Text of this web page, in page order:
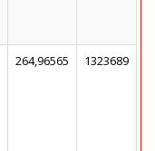
264,96565 1323689